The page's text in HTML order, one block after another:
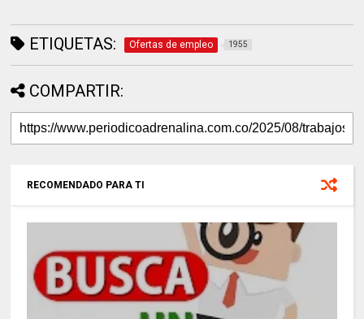
ETIQUETAS: Ofertas de empleo 1955
COMPARTIR:
RECOMENDADO PARA TI